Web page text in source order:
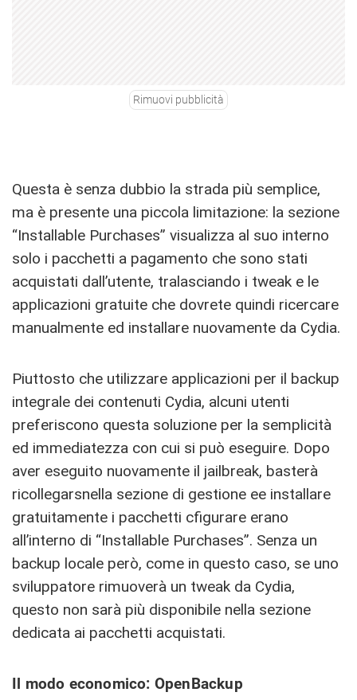
Rimuovi pubblicità
Questa è senza dubbio la strada più semplice,
ma è presente una piccola limitazione: la sezione
“Installable Purchases” visualizza al suo interno
solo i pacchetti a pagamento che sono stati
acquistati dall’utente, tralasciando i tweak e le
applicazioni gratuite che dovrete quindi ricercare
manualmente ed installare nuovamente da Cydia.
Piuttosto che utilizzare applicazioni per il backup
integrale dei contenuti Cydia, alcuni utenti
preferiscono questa soluzione per la semplicità
ed immediatezza con cui si può eseguire. Dopo
aver eseguito nuovamente il jailbreak, basterà
ricollegarsnella sezione di gestione ee installare
gratuitamente i pacchetti cfigurare erano
all’interno di “Installable Purchases”. Senza un
backup locale però, come in questo caso, se uno
sviluppatore rimuoverà un tweak da Cydia,
questo non sarà più disponibile nella sezione
dedicata ai pacchetti acquistati.
Il modo economico: OpenBackup